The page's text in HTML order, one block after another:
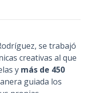
se trabajó
creativas al que
y más de 450
guiada los